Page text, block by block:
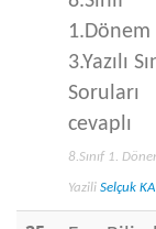
1.Dönem
3.Yazılı
Soruları
cevaplı
8.Sınıf 1.
Yazili Selçuk